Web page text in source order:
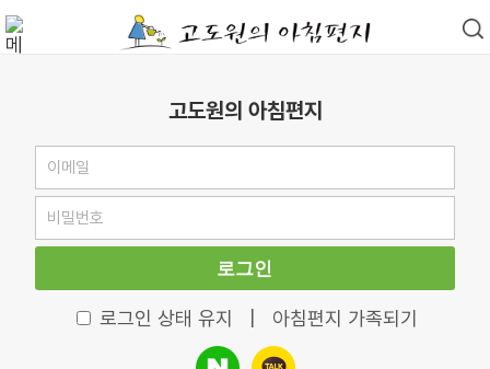
고도원의 아침편지
로그인
로그인 상태 유지 아침편지 가족되기